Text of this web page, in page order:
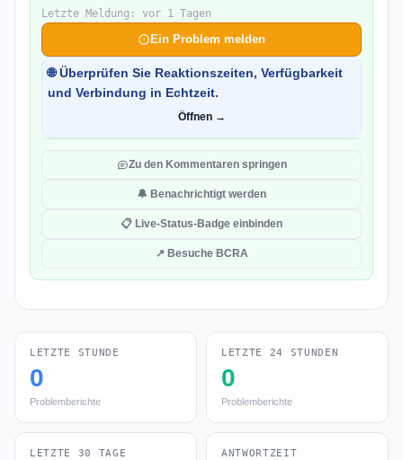
Letzte Meldung: vor 1 Tagen
Ein Problem melden
🌐 Überprüfen Sie Reaktionszeiten, Verfügbarkeit
und Verbindung in Echtzeit.
Öffnen →
Zu den Kommentaren springen
🔔 Benachrichtigt werden
📋 Live-Status-Badge einbinden
↗ Besuche BCRA
LETZTE STUNDE
0
Problemberichte
LETZTE 24 STUNDEN
0
Problemberichte
LETZTE 30 TAGE ANTWORTZEIT